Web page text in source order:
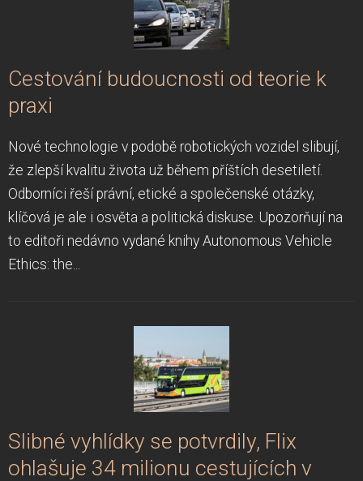
Cestování budoucnosti od teorie k
praxi
Nové technologie v podobě robotických vozidel slibují,
že zlepší kvalitu života už během příštích desetiletí.
Odborníci řeší právní, etické a společenské otázky,
klíčová je ale i osvěta a politická diskuse. Upozorňují na
to editoři nedávno vydané knihy Autonomous Vehicle
Ethics: the...
Slibné vyhlídky se potvrdily, Flix
ohlašuje 34 milionu cestujících v